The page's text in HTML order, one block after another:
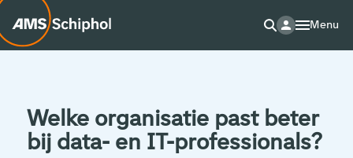
Menu
Welke organisatie past beter
bij data- en IT-professionals?